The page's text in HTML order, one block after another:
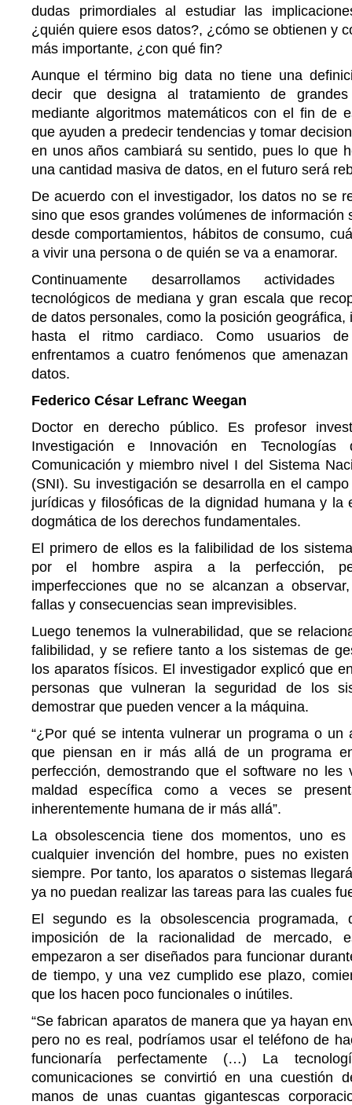
dudas primordiales al estudiar las
¿quién quiere esos datos?, ¿cómo se obtienen y
más importante, ¿con qué fin?
Aunque el término big data no tiene una
decir que designa al tratamiento de
mediante algoritmos matemáticos con el fin de
que ayuden a predecir tendencias y tomar
en unos años cambiará su sentido, pues lo que
una cantidad masiva de datos, en el futuro será
De acuerdo con el investigador, los datos no se
sino que esos grandes volúmenes de información
desde comportamientos, hábitos de consumo,
a vivir una persona o de quién se va a enamorar.
Continuamente desarrollamos
tecnológicos de mediana y gran escala que
de datos personales, como la posición geográfica,
hasta el ritmo cardiaco. Como usuarios
enfrentamos a cuatro fenómenos que
datos.
Federico César Lefranc Weegan
Doctor en derecho público. Es profesor
Investigación e Innovación en
Comunicación y miembro nivel I del Sistema
(SNI). Su investigación se desarrolla en el
jurídicas y filosóficas de la dignidad humana y la
dogmática de los derechos fundamentales.
El primero de ellos es la falibilidad de los
por el hombre aspira a la perfección,
imperfecciones que no se alcanzan a
fallas y consecuencias sean imprevisibles.
Luego tenemos la vulnerabilidad, que se
falibilidad, y se refiere tanto a los sistemas de
los aparatos físicos. El investigador explicó que
personas que vulneran la seguridad de los
demostrar que pueden vencer a la máquina.
“¿Por qué se intenta vulnerar un programa o un
que piensan en ir más allá de un programa
perfección, demostrando que el software no
maldad específica como a veces se
inherentemente humana de ir más allá”.
La obsolescencia tiene dos momentos, uno
cualquier invención del hombre, pues no
siempre. Por tanto, los aparatos o sistemas
ya no puedan realizar las tareas para las cuales
El segundo es la obsolescencia
imposición de la racionalidad de mercado,
empezaron a ser diseñados para funcionar
de tiempo, y una vez cumplido ese plazo,
que los hacen poco funcionales o inútiles.
“Se fabrican aparatos de manera que ya hayan
pero no es real, podríamos usar el teléfono de
funcionaría perfectamente (…) La
comunicaciones se convirtió en una cuestión
manos de unas cuantas gigantescas